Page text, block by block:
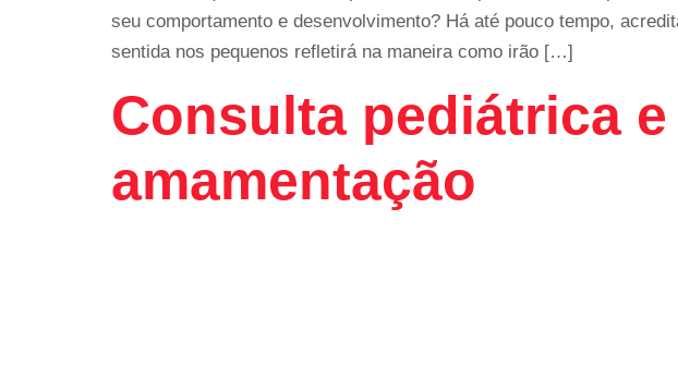
seu comportamento e desenvolvimento? Há até pouco tempo,
sentida nos pequenos refletirá na maneira como irão […]
Consulta pediátrica
amamentação